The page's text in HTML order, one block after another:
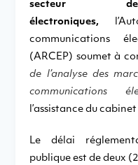
secteur des
électroniques,
communications
(ARCEP) soumet à
de l’analyse des
communications
l’assistance du
Le délai
publique est de deux